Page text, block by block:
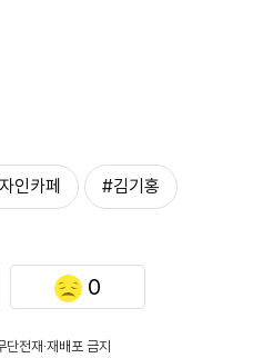
인카페 #김기홍
0
전재·재배포 금지